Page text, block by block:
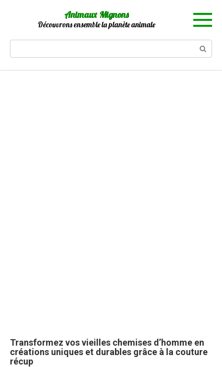
Animaux Mignons
Découvrons ensemble la planète animale
Transformez vos vieilles chemises d’homme en
créations uniques et durables grâce à la couture
récup